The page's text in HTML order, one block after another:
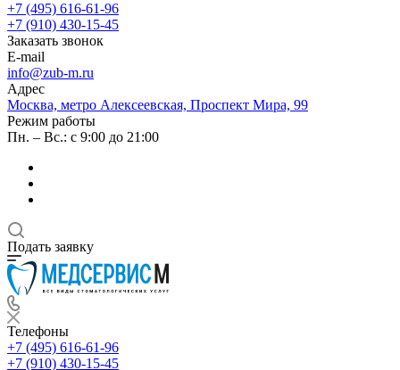
+7 (495) 616-61-96
+7 (910) 430-15-45
Заказать звонок
E-mail
info@zub-m.ru
Адрес
Москва, метро Алексеевская, Проспект Мира, 99
Режим работы
Пн. – Вс.: с 9:00 до 21:00
Подать заявку
Телефоны
+7 (495) 616-61-96
+7 (910) 430-15-45